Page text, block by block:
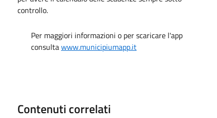
controllo.
Per maggiori informazioni o per scaricare l'app
consultawww.municipiumapp.it
Contenuti correlati